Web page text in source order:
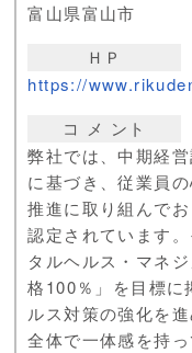
富山県富山市
ＨＰ
https://
コ メ ント
弊社では、中期経
に基づき、従業員
推進に取り組んで
認定されています
タルヘルス・マネ
格100％」を目標に
ルス対策の強化を
全体で一体感を持